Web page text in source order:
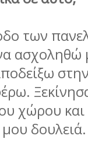
των
ασχοληθώ
χώρου και
δουλειά.